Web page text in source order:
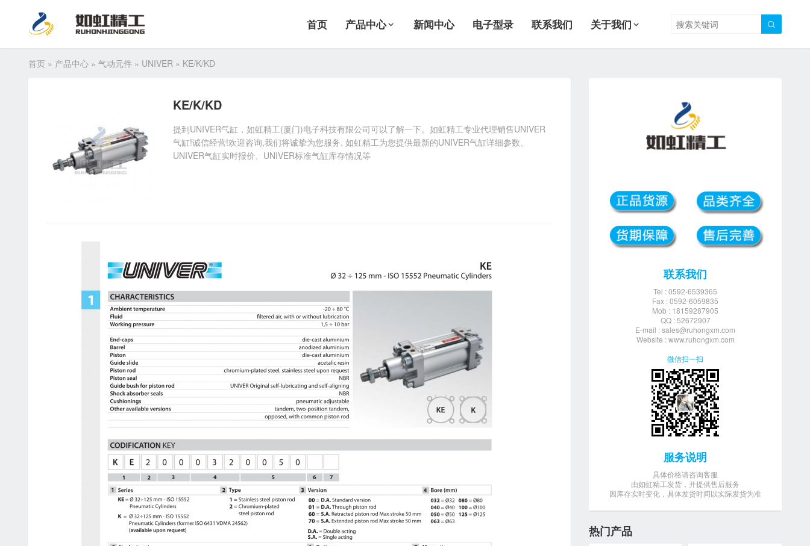

首页 产品中心 新闻中心 电子型录 联系我们 关于我们
首页 » 产品中心 » 气动元件 » UNIVER » KE/K/KD
KE/K/KD
提到UNIVER气缸，如虹精工(厦门)电子科技有限公司可以了解一下。如虹精工专业代理销售UNIVER
气缸!诚信经营!欢迎咨询,我们将诚挚为您服务. 如虹精工为您提供最新的UNIVER气缸详细参数、
UNIVER气缸实时报价、UNIVER标准气缸库存情况等
联系我们
Tel : 0592-6539365
Fax : 0592-6059835
Mob : 18159287905
QQ : 52672907
E-mail :sales@ruhongxm.com
Website : www.ruhongxm.com
微信扫一扫
服务说明
具体价格请咨询客服
由如虹精工发货，并提供售后服务
因库存实时变化，具体发货时间以实际发货为准
热门产品